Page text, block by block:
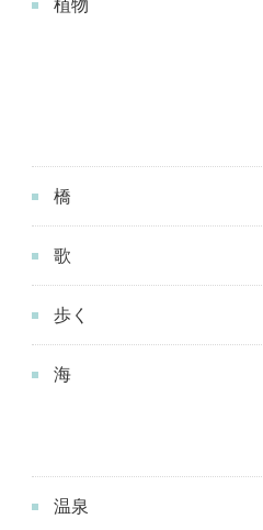
橋
歌
歩く
海
温泉